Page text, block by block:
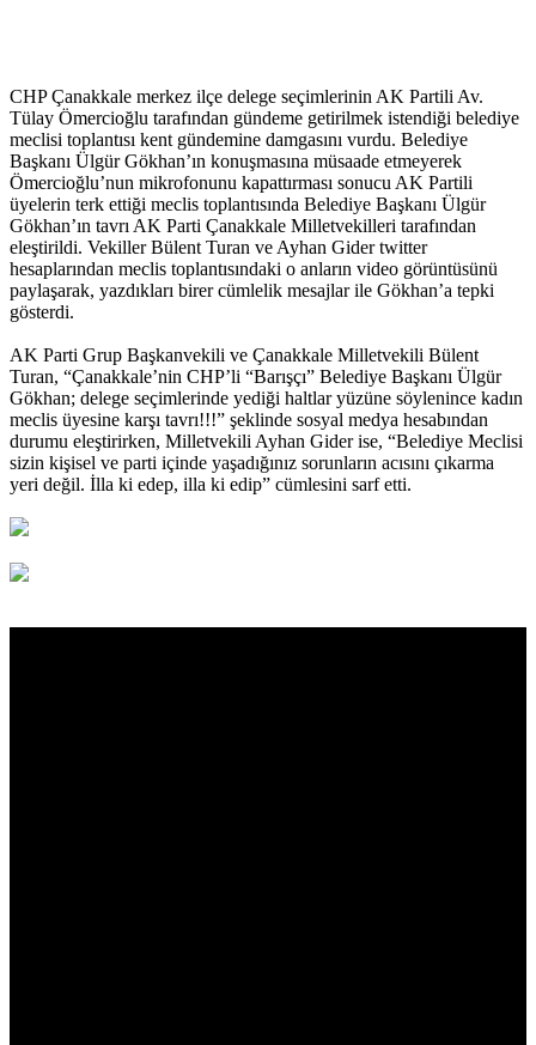
CHP Çanakkale merkez ilçe delege seçimlerinin AK Partili Av.
Tülay Ömercioğlu tarafından gündeme getirilmek istendiği belediye
meclisi toplantısı kent gündemine damgasını vurdu. Belediye
Başkanı Ülgür Gökhan’ın konuşmasına müsaade etmeyerek
Ömercioğlu’nun mikrofonunu kapattırması sonucu AK Partili
üyelerin terk ettiği meclis toplantısında Belediye Başkanı Ülgür
Gökhan’ın tavrı AK Parti Çanakkale Milletvekilleri tarafından
eleştirildi. Vekiller Bülent Turan ve Ayhan Gider twitter
hesaplarından meclis toplantısındaki o anların video görüntüsünü
paylaşarak, yazdıkları birer cümlelik mesajlar ile Gökhan’a tepki
gösterdi.
AK Parti Grup Başkanvekili ve Çanakkale Milletvekili Bülent
Turan, “Çanakkale’nin CHP’li “Barışçı” Belediye Başkanı Ülgür
Gökhan; delege seçimlerinde yediği haltlar yüzüne söylenince kadın
meclis üyesine karşı tavrı!!!” şeklinde sosyal medya hesabından
durumu eleştirirken, Milletvekili Ayhan Gider ise, “Belediye Meclisi
sizin kişisel ve parti içinde yaşadığınız sorunların acısını çıkarma
yeri değil. İlla ki edep, illa ki edip” cümlesini sarf etti.